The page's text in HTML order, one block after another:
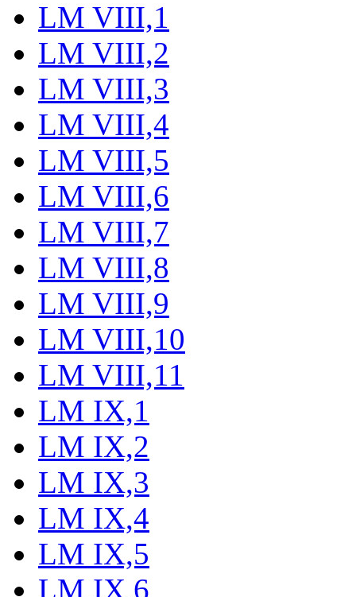
LM VIII,1
LM VIII,2
LM VIII,3
LM VIII,4
LM VIII,5
LM VIII,6
LM VIII,7
LM VIII,8
LM VIII,9
LM VIII,10
LM VIII,11
LM IX,1
LM IX,2
LM IX,3
LM IX,4
LM IX,5
LM IX,6